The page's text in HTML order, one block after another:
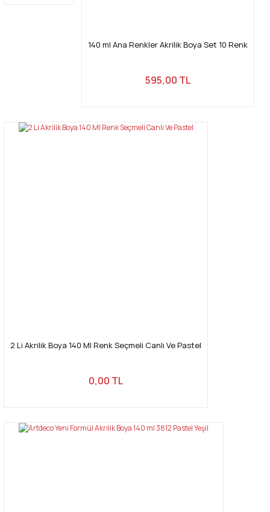
Gönder
140 ml Ana Renkler Akrilik Boya Set 10 Renk
595,00 TL
2 Li Akrilik Boya 140 Ml Renk Seçmeli Canlı Ve Pastel
0,00 TL